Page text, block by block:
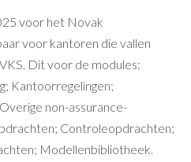
voor het Novak
voor kantoren die vallen
Dit voor de modules:
Kantoorregelingen;
non-assurance-
Controleopdrachten;
Modellenbibliotheek.